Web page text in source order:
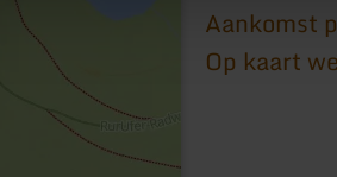
Aankomst
Op kaart